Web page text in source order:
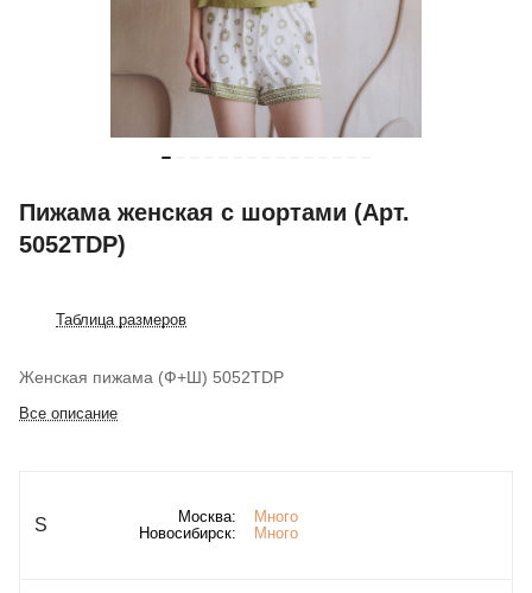
Пижама женская с шортами (Арт.
5052TDP)
Таблица размеров
Женская пижама (Ф+Ш) 5052TDP
Все описание
S Москва:
Много
Новосибирск:
Много